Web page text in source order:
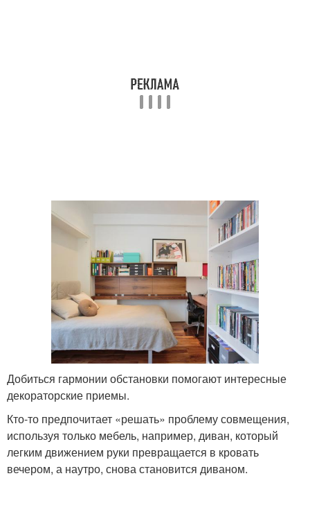
Добиться гармонии обстановки помогают интересные
декораторские приемы.
Кто-то предпочитает «решать» проблему совмещения,
используя только мебель, например, диван, который
легким движением руки превращается в кровать
вечером, а наутро, снова становится диваном.